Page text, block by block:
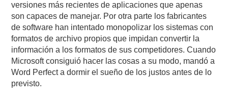
versiones más recientes de aplicaciones que apenas
son capaces de manejar. Por otra parte los fabricantes
de software han intentado monopolizar los sistemas con
formatos de archivo propios que impidan convertir la
información a los formatos de sus competidores. Cuando
Microsoft consiguió hacer las cosas a su modo, mandó a
Word Perfect a dormir el sueño de los justos antes de lo
previsto.